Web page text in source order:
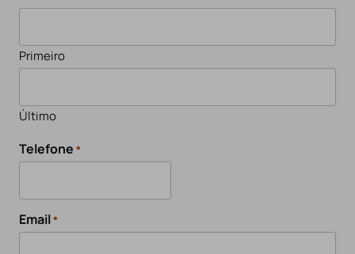
Primeiro
Último
Telefone *
Email*